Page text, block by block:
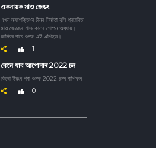
একনায়ক মাও জেডং
এখন মহাশক্তিধৰ চীনৰ নিৰ্মাতা বুলি প্ৰচাৰিত
মাও জেডঙৰ শাসনকালৰ গোপন অধ্যায়।
জানিবৰ বাবে শুনক এই এপিছড।
1
কেনে যাব আপোনাৰ 2022 চন
কিৰো ইয়ংৰ পৰা শুনক 2022 চনৰ ৰাশিফল
0